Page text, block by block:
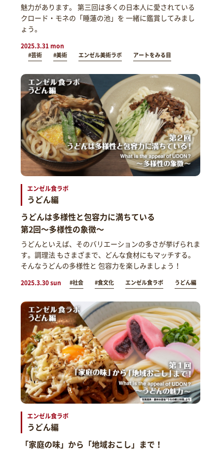
魅力があります。 第三回は多くの日本人に愛されている
クロード・モネの「睡蓮の池」を 一緒に鑑賞してみまし
ょう。
2025.3.31 mon
#芸術 #美術 エンゼル美術ラボ アートをみる目
エンゼル食ラボ
うどん編
うどんは多様性と包容力に満ちている
第2回～多様性の象徴～
うどんといえば、そのバリエーションの多さが挙げられま
す。調理法 もさまざまで、どんな食材にもマッチする。
そんなうどんの多様性と 包容力を楽しみましょう！
2025.3.30 sun #社会 #食文化 エンゼル食ラボ うどん編
エンゼル食ラボ
うどん編
「家庭の味」から「地域おこし」まで！